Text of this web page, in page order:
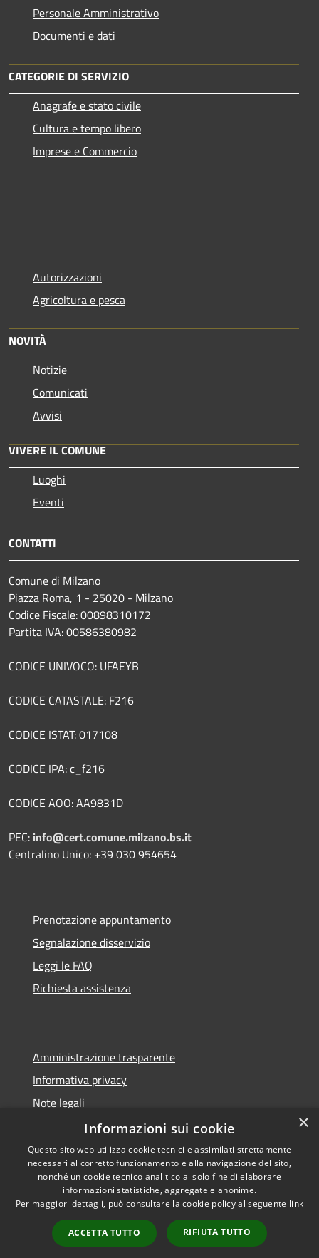
Personale Amministrativo
Documenti e dati
CATEGORIE DI SERVIZIO
Anagrafe e stato civile
Cultura e tempo libero
Imprese e Commercio
Autorizzazioni
Agricoltura e pesca
NOVITÀ
Notizie
Comunicati
Avvisi
VIVERE IL COMUNE
Luoghi
Eventi
CONTATTI
Comune di Milzano
Piazza Roma, 1 - 25020 - Milzano
Codice Fiscale: 00898310172
Partita IVA: 00586380982
CODICE UNIVOCO: UFAEYB
CODICE CATASTALE: F216
CODICE ISTAT: 017108
CODICE IPA: c_f216
CODICE AOO: AA9831D
PEC: info@cert.comune.milzano.bs.it
Centralino Unico: +39 030 954654
Prenotazione appuntamento
Segnalazione disservizio
Leggi le FAQ
Richiesta assistenza
Amministrazione trasparente
Informativa privacy
Note legali
Dichiarazione di accessibilità
RSS
Accessibilità
Copyright © 2026 • Comune di
Municipium•
Accesso
redazione
×
Informazioni sui cookie
Questo sito web utilizza cookie tecnici e assimilati strettamente
necessari al corretto funzionamento e alla navigazione del sito,
nonché un cookie tecnico analitico al solo fine di elaborare
informazioni statistiche, aggregate e anonime.
Per maggiori dettagli, può consultare la cookie policy al seguente link
ACCETTA TUTTO RIFIUTA TUTTO